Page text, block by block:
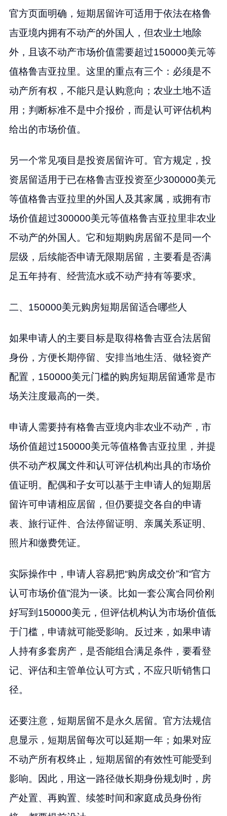
官方页面明确，短期居留许可适用于依法在格鲁
吉亚境内拥有不动产的外国人，但农业土地除
外，且该不动产市场价值需要超过150000美元等
值格鲁吉亚拉里。这里的重点有三个：必须是不
动产所有权，不能只是认购意向；农业土地不适
用；判断标准不是中介报价，而是认可评估机构
给出的市场价值。
另一个常见项目是投资居留许可。官方规定，投
资居留适用于已在格鲁吉亚投资至少300000美元
等值格鲁吉亚拉里的外国人及其家属，或拥有市
场价值超过300000美元等值格鲁吉亚拉里非农业
不动产的外国人。它和短期购房居留不是同一个
层级，后续能否申请无限期居留，主要看是否满
足五年持有、经营流水或不动产持有等要求。
二、150000美元购房短期居留适合哪些人
如果申请人的主要目标是取得格鲁吉亚合法居留
身份，方便长期停留、安排当地生活、做轻资产
配置，150000美元门槛的购房短期居留通常是市
场关注度最高的一类。
申请人需要持有格鲁吉亚境内非农业不动产，市
场价值超过150000美元等值格鲁吉亚拉里，并提
供不动产权属文件和认可评估机构出具的市场价
值证明。配偶和子女可以基于主申请人的短期居
留许可申请相应居留，但仍要提交各自的申请
表、旅行证件、合法停留证明、亲属关系证明、
照片和缴费凭证。
实际操作中，申请人容易把“购房成交价”和“官方
认可市场价值”混为一谈。比如一套公寓合同价刚
好写到150000美元，但评估机构认为市场价值低
于门槛，申请就可能受影响。反过来，如果申请
人持有多套房产，是否能组合满足条件，要看登
记、评估和主管单位认可方式，不应只听销售口
径。
还要注意，短期居留不是永久居留。官方法规信
息显示，短期居留每次可以延期一年；如果对应
不动产所有权终止，短期居留的有效性可能受到
影响。因此，用这一路径做长期身份规划时，房
产处置、再购置、续签时间和家庭成员身份衔